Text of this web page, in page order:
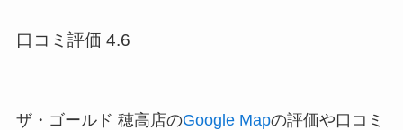
口コミ評価 4.6
ザ・ゴールド 穂高店のGoogle Mapの評価や口コミ